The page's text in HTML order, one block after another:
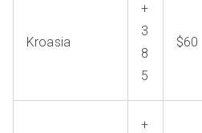
Kroasia
+
3
8
5
$60
+